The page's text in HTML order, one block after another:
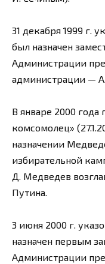
31 декабря 1999 г.
был назначен
Администрации
администрации —
В январе 2000 года
комсомолец»
назначении
избирательной
Д. Медведев
Путина.
3 июня 2000 г.
назначен первым
Администрации